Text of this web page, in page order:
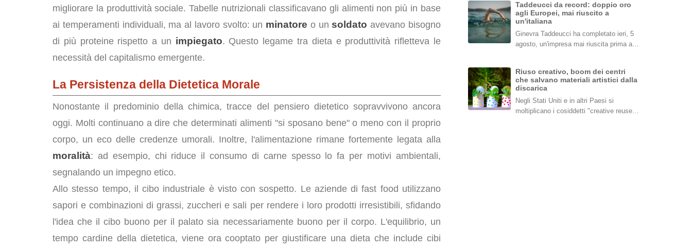
migliorare la produttività sociale. Tabelle nutrizionali classificavano gli alimenti non più in base
ai temperamenti individuali, ma al lavoro svolto: un minatore o un soldato avevano bisogno
di più proteine rispetto a un impiegato. Questo legame tra dieta e produttività rifletteva le
necessità del capitalismo emergente.
La Persistenza della Dietetica Morale
Nonostante il predominio della chimica, tracce del pensiero dietetico sopravvivono ancora
oggi. Molti continuano a dire che determinati alimenti "si sposano bene" o meno con il proprio
corpo, un eco delle credenze umorali. Inoltre, l'alimentazione rimane fortemente legata alla
moralità: ad esempio, chi riduce il consumo di carne spesso lo fa per motivi ambientali,
segnalando un impegno etico.
Allo stesso tempo, il cibo industriale è visto con sospetto. Le aziende di fast food utilizzano
sapori e combinazioni di grassi, zuccheri e sali per rendere i loro prodotti irresistibili, sfidando
l'idea che il cibo buono per il palato sia necessariamente buono per il corpo. L'equilibrio, un
tempo cardine della dietetica, viene ora cooptato per giustificare una dieta che include cibi
Taddeucci da record: doppio oro
agli Europei, mai riuscito a
un'italiana
Ginevra Taddeucci ha completato ieri, 5
agosto, un'impresa mai riuscita prima a…
Riuso creativo, boom dei centri
che salvano materiali artistici dalla
discarica
Negli Stati Uniti e in altri Paesi si
moltiplicano i cosiddetti "creative reuse…